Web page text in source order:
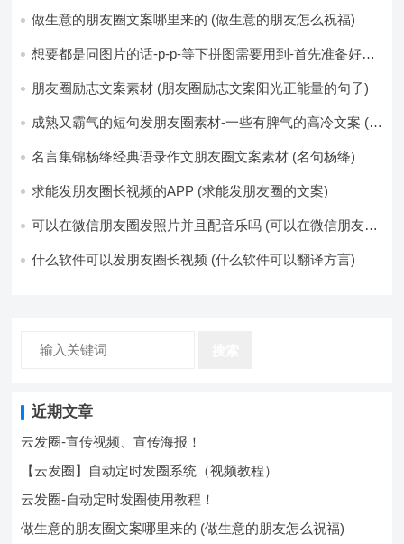
做生意的朋友圈文案哪里来的 (做生意的朋友怎么祝福)
想要都是同图片的话-p-p-等下拼图需要用到-首先准备好最
片-如果想要图片都不同得话-1-p-可以准备好45张的不同图
朋友圈励志文案素材 (朋友圈励志文案阳光正能量的句子)
成熟又霸气的短句发朋友圈素材-一些有脾气的高冷文案 (成
名言集锦杨绛经典语录作文朋友圈文案素材 (名句杨绛)
求能发朋友圈长视频的APP (求能发朋友圈的文案)
可以在微信朋友圈发照片并且配音乐吗 (可以在微信朋友圈
什么软件可以发朋友圈长视频 (什么软件可以翻译方言)
近期文章
云发圈-宣传视频、宣传海报！
【云发圈】自动定时发圈系统（视频教程）
云发圈-自动定时发圈使用教程！
做生意的朋友圈文案哪里来的 (做生意的朋友怎么祝福)